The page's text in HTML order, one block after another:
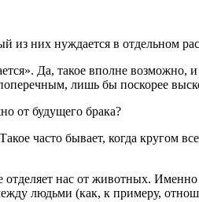
из них нуждается в отдельном
Да, такое вполне возможно, и
лишь бы поскорее
от будущего брака?
часто бывает, когда кругом
нас от животных.
людьми (как, к примеру,